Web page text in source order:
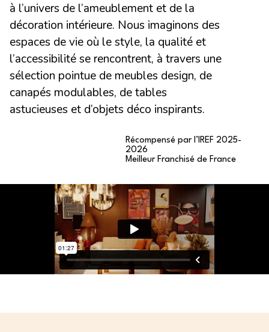
à l’univers de l’ameublement et de la
décoration intérieure. Nous imaginons des
espaces de vie où le style, la qualité et
l’accessibilité se rencontrent, à travers une
sélection pointue de meubles design, de
canapés modulables, de tables
astucieuses et d’objets déco inspirants.
Récompensé par l’IREF 2025-
2026
Meilleur Franchisé de France